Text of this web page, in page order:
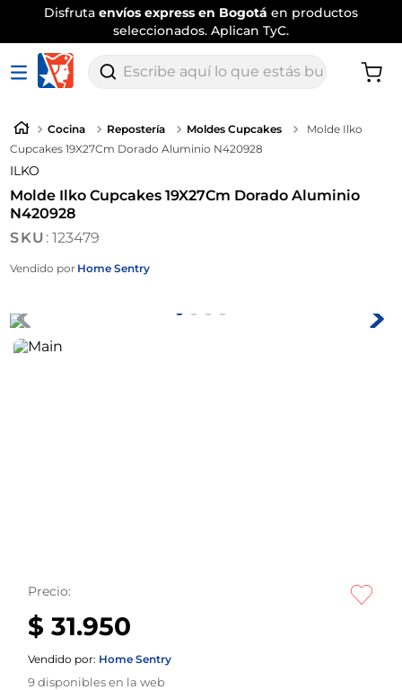
Disfruta envíos express en Bogotá en productos
seleccionados. Aplican TyC.
Escribe aquí lo que estás buscando
Cocina Repostería Moldes Cupcakes
Molde Ilko
Cupcakes 19X27Cm Dorado Aluminio N420928
ILKO
Molde Ilko Cupcakes 19X27Cm Dorado Aluminio
N420928
:123479
Vendido por Home Sentry
Precio:
$ 31.950
Vendido por: Home Sentry
9disponibles en la web